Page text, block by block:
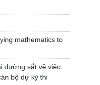
mathematics to
đường sắt về việc
bộ dự kỳ thi